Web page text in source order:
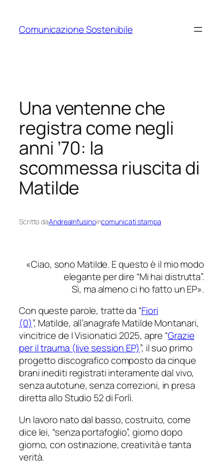
contenuto
Comunicazione Sostenibile
Una ventenne che
registra come negli
anni ’70: la
scommessa riuscita di
Matilde
Scritto daAndreaInfusinoincomunicati stampa
«Ciao, sono Matilde. E questo è il mio modo
elegante per dire “Mi hai distrutta”.
Sì, ma almeno ci ho fatto un EP».
Con queste parole, tratte da “Fiori
(0)”, Matilde, all’anagrafe Matilde Montanari,
vincitrice de I Visionatici 2025, apre “Grazie
per il trauma (live session EP)”, il suo primo
progetto discografico composto da cinque
brani inediti registrati interamente dal vivo,
senza autotune, senza correzioni, in presa
diretta alloStudio 52di Forlì.
Un lavoro nato dal basso, costruito, come
dice lei, “senza portafoglio”, giorno dopo
giorno, con ostinazione, creatività e tanta
verità.